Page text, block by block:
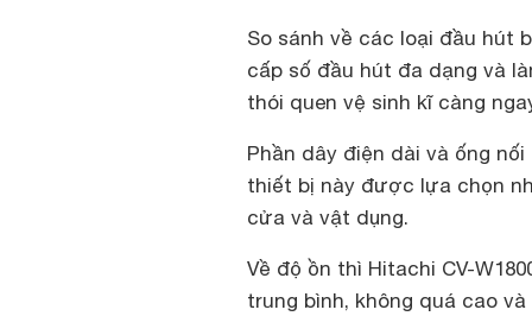
So sánh về các loại đầu hút
cấp số đầu hút đa dạng và
thói quen vệ sinh kĩ càng
Phần dây điện dài và ống
thiết bị này được lựa chọn
cửa và vật dụng.
Về độ ồn thì Hitachi CV-
trung bình, không quá cao